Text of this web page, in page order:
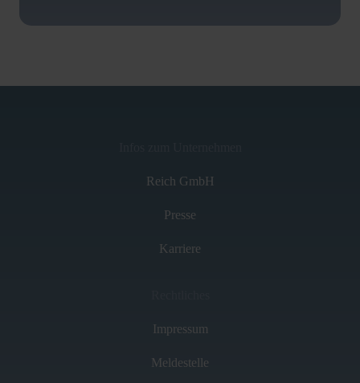
Reich GmbH
Presse
Karriere
Impressum
Meldestelle